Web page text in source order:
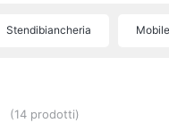
Piccoli
Stendibiancheria
(14 prodotti)